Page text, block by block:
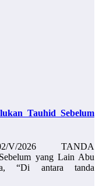
Tauhid Sebelum
2026 TANDA
yang Lain Abu
“Di antara tanda